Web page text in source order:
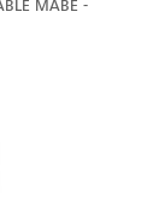
MABE -